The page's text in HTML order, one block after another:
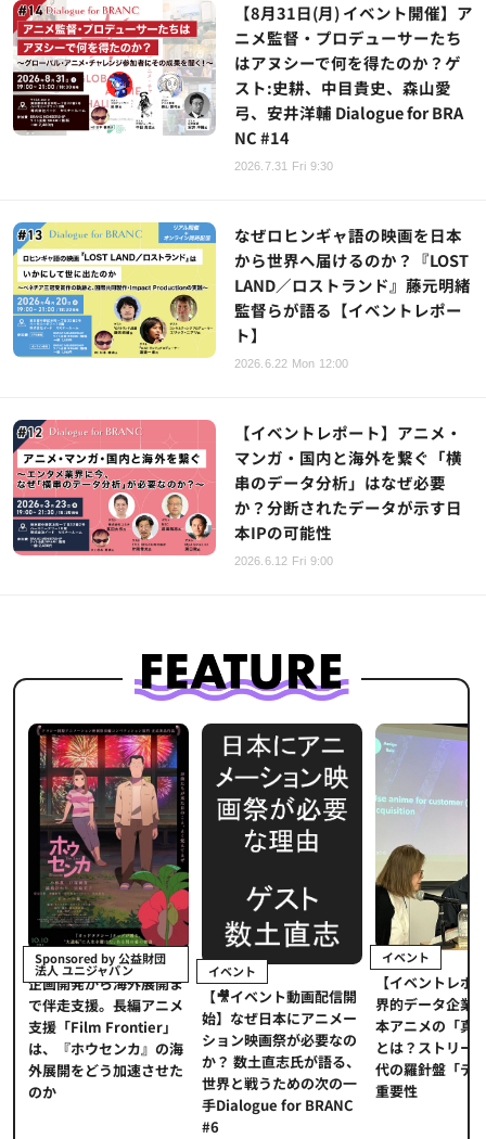
【8月31日(月) イベント開催】ア
ニメ監督・プロデューサーたち
はアヌシーで何を得たのか？ゲ
スト:史耕、中目貴史、森山愛
弓、安井洋輔 Dialogue for BRA
NC #14
2026.7.31 Fri 9:30
なぜロヒンギャ語の映画を日本
から世界へ届けるのか？『LOST
LAND／ロストランド』藤元明緒
監督らが語る【イベントレポー
ト】
2026.6.22 Mon 12:00
【イベントレポート】アニメ・
マンガ・国内と海外を繋ぐ「横
串のデータ分析」はなぜ必要
か？分断されたデータが示す日
本IPの可能性
2026.6.12 Fri 9:00
Sponsored by 公益財団
法人 ユニジャパン
企画開発から海外展開ま
で伴走支援。長編アニメ
支援「Film Frontier」
は、『ホウセンカ』の海
外展開をどう加速させた
のか
イベント
【🎥イベント動画配信開
始】なぜ日本にアニメー
ション映画祭が必要なの
か？ 数土直志氏が語る、
世界と戦うための次の一
手Dialogue for BRANC
#6
イベント
【イベントレポ
界的データ企業
本アニメの「真
とは？ストリー
代の羅針盤「デ
重要性